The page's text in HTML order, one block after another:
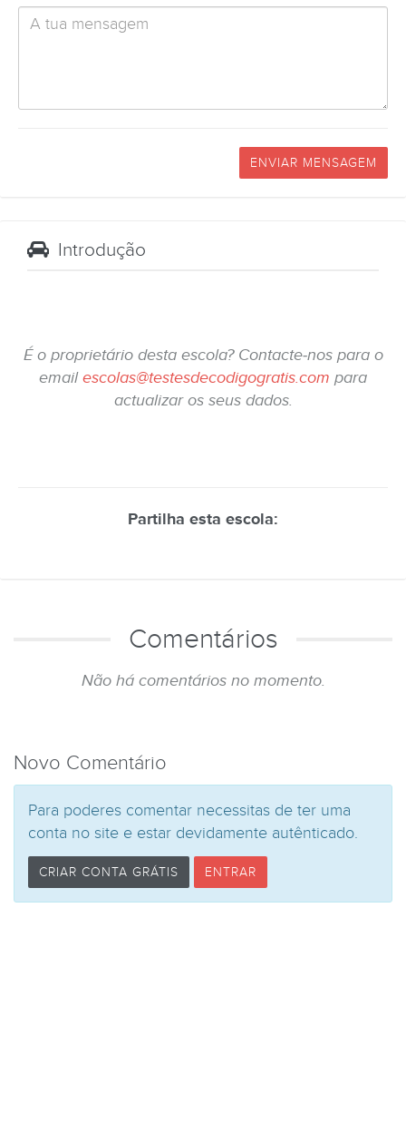
ENVIAR MENSAGEM
Introdução
É o proprietário desta escola? Contacte-nos para o
emailescolas@testesdecodigogratis.com para
actualizar os seus dados.
Partilha esta escola:
Comentários
Não há comentários no momento.
Novo Comentário
Para poderes comentar necessitas de ter uma
conta no site e estar devidamente autênticado.
CRIAR CONTA GRÁTIS ENTRAR